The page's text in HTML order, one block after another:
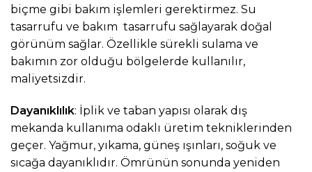
biçme gibi bakım işlemleri gerektirmez. Su
tasarrufu ve bakım tasarrufu sağlayarak doğal
görünüm sağlar. Özellikle sürekli sulama ve
bakımın zor olduğu bölgelerde kullanılır,
maliyetsizdir.
Dayanıklılık: İplik ve taban yapısı olarak dış
mekanda kullanıma odaklı üretim tekniklerinden
geçer. Yağmur, yıkama, güneş ışınları, soğuk ve
sıcağa dayanıklıdır. Ömrünün sonunda yeniden